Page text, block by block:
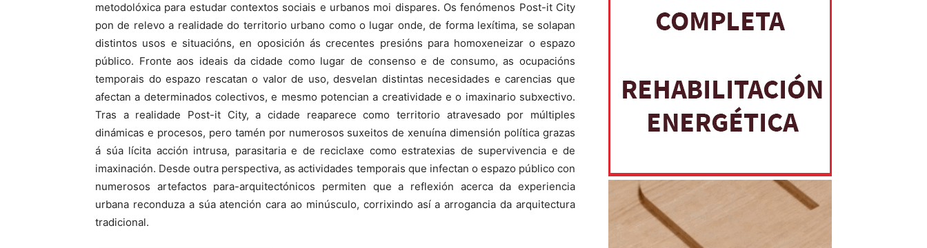
metodolóxica para estudar contextos sociais e urbanos moi dispares. Os fenómenos Post-it City
pon de relevo a realidade do territorio urbano como o lugar onde, de forma lexítima, se solapan
distintos usos e situacións, en oposición ás crecentes presións para homoxeneizar o espazo
público. Fronte aos ideais da cidade como lugar de consenso e de consumo, as ocupacións
temporais do espazo rescatan o valor de uso, desvelan distintas necesidades e carencias que
afectan a determinados colectivos, e mesmo potencian a creatividade e o imaxinario subxectivo.
Tras a realidade Post-it City, a cidade reaparece como territorio atravesado por múltiples
dinámicas e procesos, pero tamén por numerosos suxeitos de xenuína dimensión política grazas
á súa lícita acción intrusa, parasitaria e de reciclaxe como estratexias de supervivencia e de
imaxinación. Desde outra perspectiva, as actividades temporais que infectan o espazo público con
numerosos artefactos para-arquitectónicos permiten que a reflexión acerca da experiencia
urbana reconduza a súa atención cara ao minúsculo, corrixindo así a arrogancia da arquitectura
tradicional.